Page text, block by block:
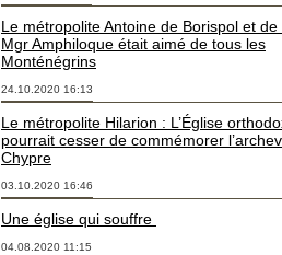
Le métropolite Antoine de Borispol et de
Mgr Amphiloque était aimé de tous les
Monténégrins
24.10.2020 16:13
Le métropolite Hilarion : L’Église
pourrait cesser de commémorer
Chypre
03.10.2020 16:46
Une église qui souffre
04.08.2020 11:15